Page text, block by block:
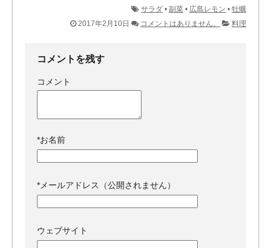
サラダ • 副菜 • 広島レモン • 牡蠣
2017年2月10日
コメントはありません。 料理
コメントを残す
コメント
*お名前
* メールアドレス（公開されません）
ウェブサイト